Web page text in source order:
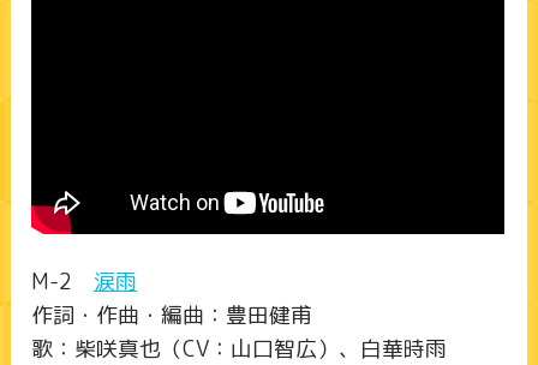
M-2 涙雨
作詞・作曲・編曲：豊田健甫
歌：柴咲真也（CV：山口智広）、白華時雨